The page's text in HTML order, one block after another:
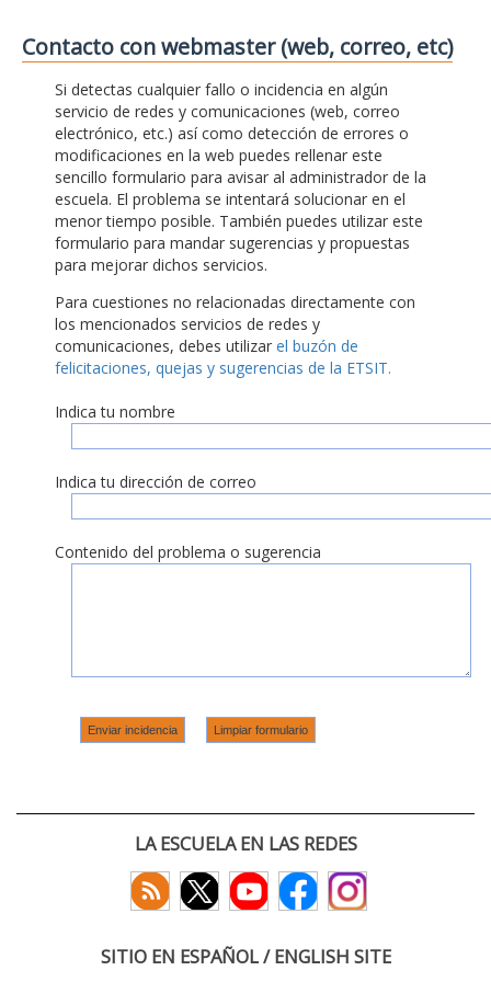
Contacto con webmaster (web, correo, etc)
Si detectas cualquier fallo o incidencia en algún
servicio de redes y comunicaciones (web, correo
electrónico, etc.) así como detección de errores o
modificaciones en la web puedes rellenar este
sencillo formulario para avisar al administrador de la
escuela. El problema se intentará solucionar en el
menor tiempo posible. También puedes utilizar este
formulario para mandar sugerencias y propuestas
para mejorar dichos servicios.
Para cuestiones no relacionadas directamente con
los mencionados servicios de redes y
comunicaciones, debes utilizar el buzón de
felicitaciones, quejas y sugerencias de la ETSIT.
Indica tu nombre
Indica tu dirección de correo
Contenido del problema o sugerencia
LA ESCUELA EN LAS REDES
SITIO EN ESPAÑOL / ENGLISH SITE